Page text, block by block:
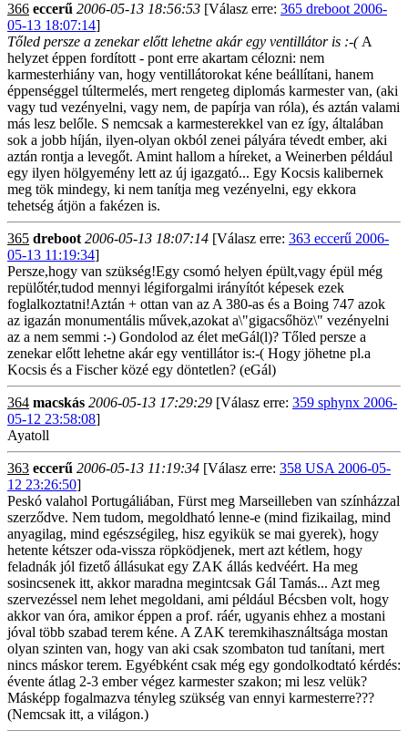
366 eccerű 2006-05-13 18:56:53 [Válasz erre: 365 dreboot 2006-
05-13 18:07:14]
Tőled persze a zenekar előtt lehetne akár egy ventillátor is :-( A
helyzet éppen fordított - pont erre akartam célozni: nem
karmesterhiány van, hogy ventillátorokat kéne beállítani, hanem
éppenséggel túltermelés, mert rengeteg diplomás karmester van, (aki
vagy tud vezényelni, vagy nem, de papírja van róla), és aztán valami
más lesz belőle. S nemcsak a karmesterekkel van ez így, általában
sok a jobb híján, ilyen-olyan okból zenei pályára tévedt ember, aki
aztán rontja a levegőt. Amint hallom a híreket, a Weinerben például
egy ilyen hölgyemény lett az új igazgató... Egy Kocsis kalibernek
meg tök mindegy, ki nem tanítja meg vezényelni, egy ekkora
tehetség átjön a fakézen is.
365 dreboot 2006-05-13 18:07:14 [Válasz erre: 363 eccerű 2006-
05-13 11:19:34]
Persze,hogy van szükség!Egy csomó helyen épült,vagy épül még
repülőtér,tudod mennyi légiforgalmi irányítót képesek ezek
foglalkoztatni!Aztán + ottan van az A 380-as és a Boing 747 azok
az igazán monumentális művek,azokat a\"gigacsőhöz\" vezényelni
az a nem semmi :-) Gondolod az élet meGál(l)? Tőled persze a
zenekar előtt lehetne akár egy ventillátor is:-( Hogy jöhetne pl.a
Kocsis és a Fischer közé egy döntetlen? (eGál)
364 macskás 2006-05-13 17:29:29 [Válasz erre: 359 sphynx 2006-
05-12 23:58:08]
Ayatoll
363 eccerű 2006-05-13 11:19:34 [Válasz erre: 358 USA 2006-05-
12 23:26:50]
Peskó valahol Portugáliában, Fürst meg Marseilleben van színházzal
szerződve. Nem tudom, megoldható lenne-e (mind fizikailag, mind
anyagilag, mind egészségileg, hisz egyikük se mai gyerek), hogy
hetente kétszer oda-vissza röpködjenek, mert azt kétlem, hogy
feladnák jól fizető állásukat egy ZAK állás kedvéért. Ha meg
sosincsenek itt, akkor maradna megintcsak Gál Tamás... Azt meg
szervezéssel nem lehet megoldani, ami például Bécsben volt, hogy
akkor van óra, amikor éppen a prof. ráér, ugyanis ehhez a mostani
jóval több szabad terem kéne. A ZAK teremkihasználtsága mostan
olyan szinten van, hogy van aki csak szombaton tud tanítani, mert
nincs máskor terem. Egyébként csak még egy gondolkodtató kérdés:
évente átlag 2-3 ember végez karmester szakon; mi lesz velük?
Másképp fogalmazva tényleg szükség van ennyi karmesterre???
(Nemcsak itt, a világon.)